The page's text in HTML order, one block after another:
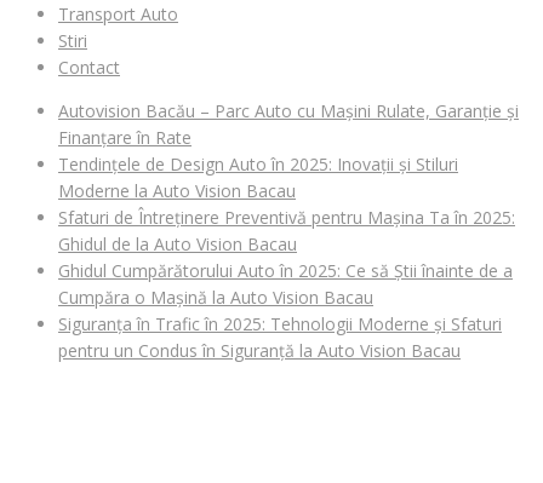
Transport Auto
Stiri
Contact
Autovision Bacău – Parc Auto cu Mașini Rulate, Garanție și
Finanțare în Rate
Tendințele de Design Auto în 2025: Inovații și Stiluri
Moderne la Auto Vision Bacau
Sfaturi de Întreținere Preventivă pentru Mașina Ta în 2025:
Ghidul de la Auto Vision Bacau
Ghidul Cumpărătorului Auto în 2025: Ce să Știi înainte de a
Cumpăra o Mașină la Auto Vision Bacau
Siguranța în Trafic în 2025: Tehnologii Moderne și Sfaturi
pentru un Condus în Siguranță la Auto Vision Bacau